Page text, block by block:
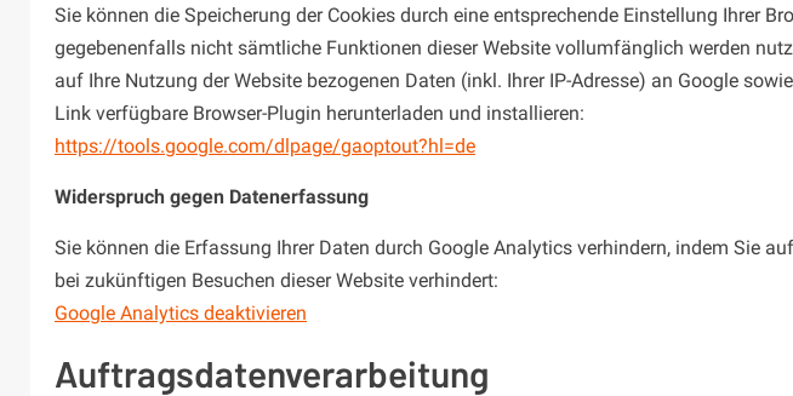
Sie können die Speicherung der Cookies durch eine entsprechende Einstellung Ihrer
gegebenenfalls nicht sämtliche Funktionen dieser Website vollumfänglich werden
auf Ihre Nutzung der Website bezogenen Daten (inkl. Ihrer IP-Adresse) an Google
Link verfügbare Browser-Plugin herunterladen und installieren:
https://tools.google.com/dlpage/gaoptout?hl=de
Widerspruch gegen Datenerfassung
Sie können die Erfassung Ihrer Daten durch Google Analytics verhindern, indem Sie
bei zukünftigen Besuchen dieser Website verhindert:
Google Analytics deaktivieren
Auftragsdatenverarbeitung